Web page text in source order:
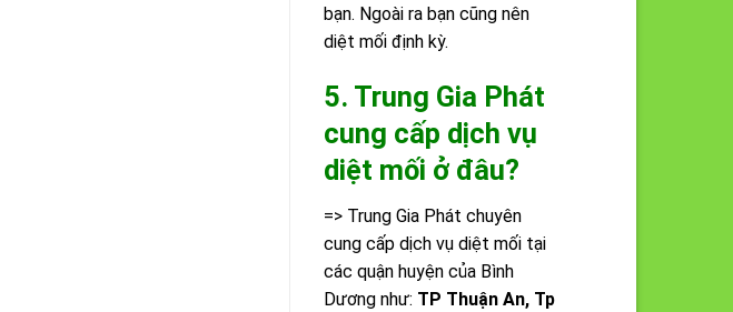
bạn. Ngoài ra bạn cũng nên
diệt mối định kỳ.
5. Trung Gia Phát
cung cấp dịch vụ
diệt mối ở đâu?
=> Trung Gia Phát chuyên
cung cấp dịch vụ diệt mối tại
các quận huyện của Bình
Dương như: TP Thuận An, Tp